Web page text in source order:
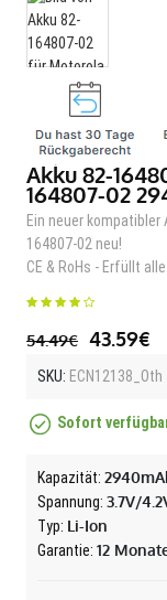
Akku 82-
164807-02
Ein neuer
164807-02 neu!
CE & RoHs - Erfüllt
54.49€ 43.59€
SKU: ECN12138_Oth
Sofort
Kapazität:
Spannung: 3.7V/
Typ: Li-Ion
Garantie: 12